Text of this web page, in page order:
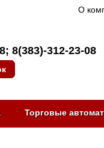
О
; 8(383)-312-23-08
Торговые